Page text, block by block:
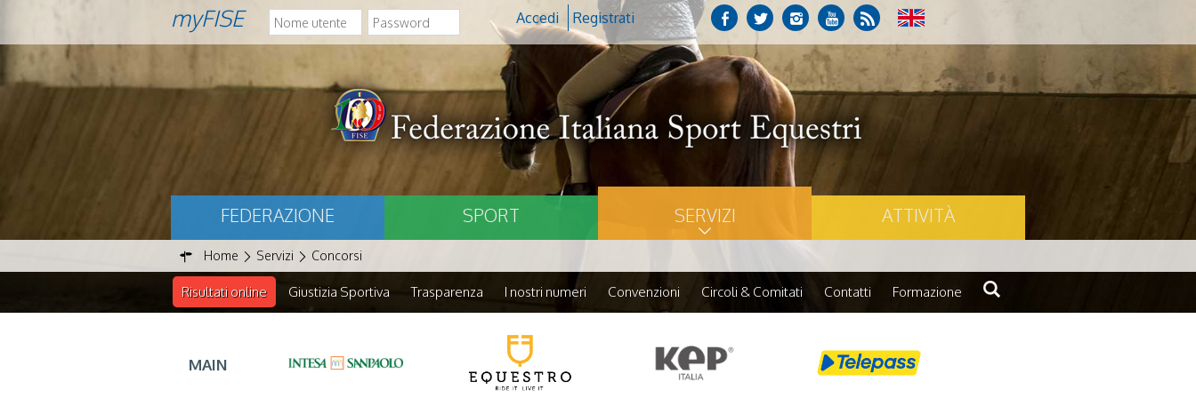
myFISE Accedi Registrati
FEDERAZIONE SPORT SERVIZI ATTIVITÀ
Home Servizi Concorsi
Risultati online Giustizia Sportiva Trasparenza I nostri numeri Convenzioni Circoli & Comitati Contatti Formazione
MAIN